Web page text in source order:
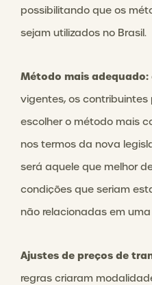
possibilitando que os
sejam utilizados no Brasil.
Método mais adequado:
vigentes, os
escolher o método mais
nos termos da nova
será aquele que melhor
condições que seriam
não relacionadas em
Ajustes de preços de
regras criaram